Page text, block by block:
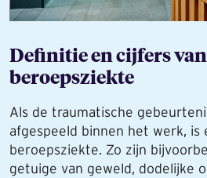
Definitie en cijfers van
beroepsziekte
Als de traumatische
afgespeeld binnen het werk, is
beroepsziekte. Zo zijn
getuige van geweld, dodelijke